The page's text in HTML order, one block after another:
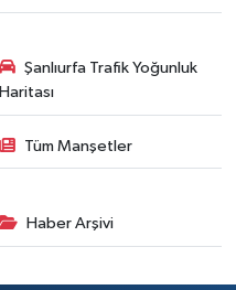
Şanlıurfa Trafik Yoğunluk
Haritası
Tüm Manşetler
Haber Arşivi